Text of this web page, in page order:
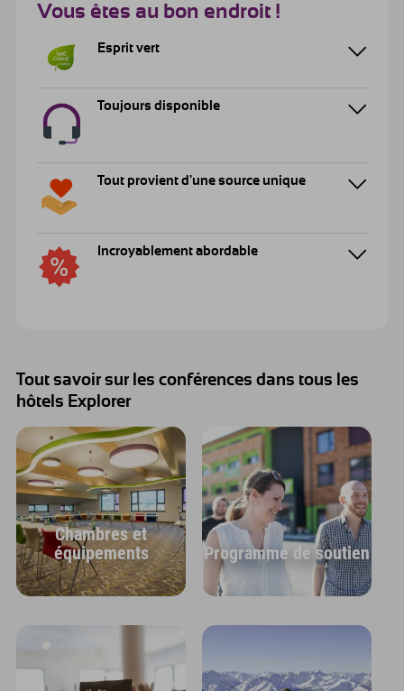
Vous êtes au bon endroit !
Esprit vert
Toujours disponible
Tout provient d'une source unique
Incroyablement abordable
Tout savoir sur les conférences dans tous les
hôtels Explorer
Chambres et
équipements
Programme de soutien